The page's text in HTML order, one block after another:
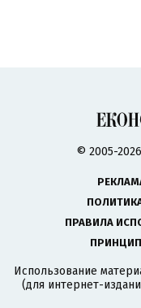
© 2005-
ПРАВИЛА
Использование
(для интернет-